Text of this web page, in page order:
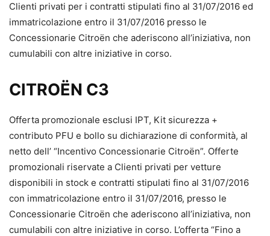
Clienti privati per i contratti stipulati fino al 31/07/2016 ed
immatricolazione entro il 31/07/2016 presso le
Concessionarie Citroën che aderiscono all’iniziativa, non
cumulabili con altre iniziative in corso.
CITROËN C3
Offerta promozionale esclusi IPT, Kit sicurezza +
contributo PFU e bollo su dichiarazione di conformità, al
netto dell’ “Incentivo Concessionarie Citroën”. Offerte
promozionali riservate a Clienti privati per vetture
disponibili in stock e contratti stipulati fino al 31/07/2016
con immatricolazione entro il 31/07/2016, presso le
Concessionarie Citroën che aderiscono all’iniziativa, non
cumulabili con altre iniziative in corso. L’offerta “Fino a